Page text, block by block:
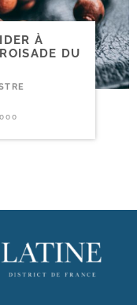
À
DU